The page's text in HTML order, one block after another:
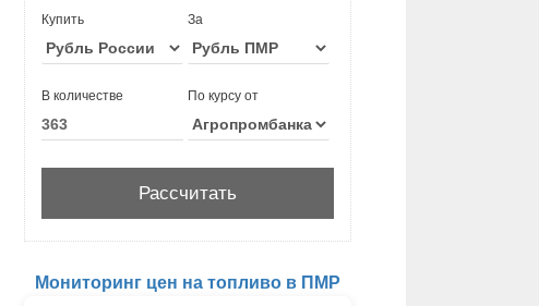
Купить За
В количестве По курсу от
Мониторинг цен на топливо в ПМР